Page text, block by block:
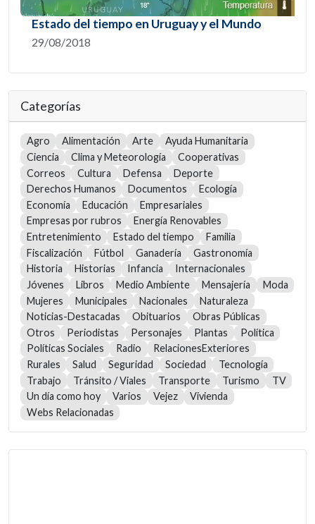
Estado del tiempo en Uruguay y el Mundo
29/08/2018
Categorías
Agro Alimentación Arte
Ayuda Humanitaria
Ciencia
Clima y Meteorología
Cooperativas
Correos
Cultura Defensa
Deporte
Derechos Humanos
Documentos
Ecología
Economía
Educación
Empresariales
Empresas por rubros
Energía Renovables
Entretenimiento
Estado del tiempo
Familia
Fiscalización
Fútbol Ganadería
Gastronomía
Historia
Historias Infancia
Internacionales
Jóvenes
Libros Medio Ambiente Mensajería
Moda
Mujeres
Municipales Nacionales
Naturaleza
Noticias-Destacadas
Obituarios
Obras Públicas
Otros
Periodistas Personajes Plantas
Política
Políticas Sociales
Radio
RelacionesExteriores
Rurales
Salud Seguridad Sociedad
Tecnología
Trabajo
Tránsito / Viales Transporte Turismo
TV
Un día como hoy
Varios Vejez
Vivienda
Webs Relacionadas